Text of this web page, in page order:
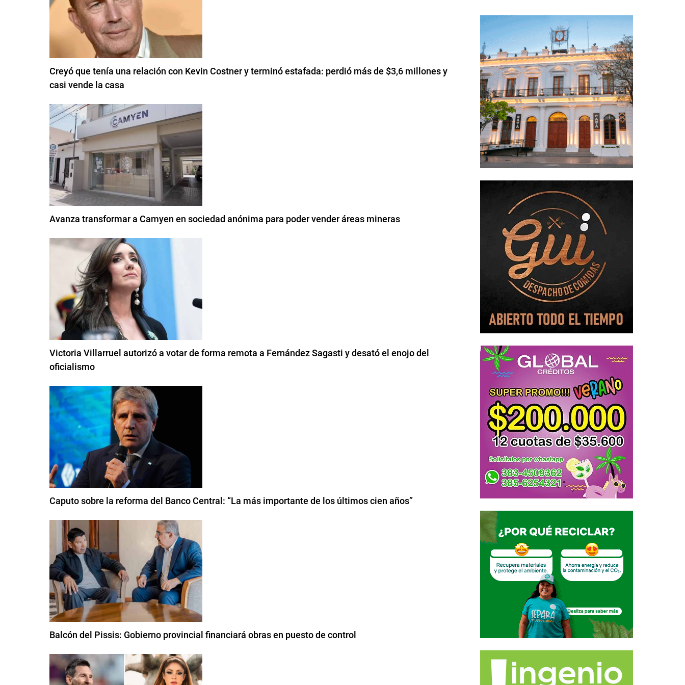
Creyó que tenía una relación con Kevin Costner y terminó estafada: perdió más de $3,6 millones y
casi vende la casa
Avanza transformar a Camyen en sociedad anónima para poder vender áreas mineras
Victoria Villarruel autorizó a votar de forma remota a Fernández Sagasti y desató el enojo del
oficialismo
Caputo sobre la reforma del Banco Central: “La más importante de los últimos cien años”
Balcón del Pissis: Gobierno provincial financiará obras en puesto de control